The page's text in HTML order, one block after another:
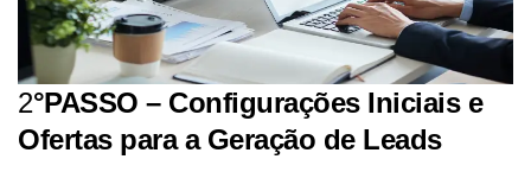
2°PASSO – Configurações Iniciais e
Ofertas para a Geração de Leads